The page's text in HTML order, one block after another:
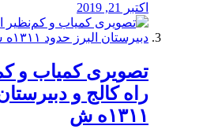
اکتبر 21, 2019
️تصویری کمیاب و
راه كالج و
۱۳۱۱ه ش